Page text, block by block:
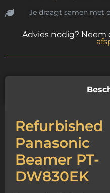
Je draagt samen met
Advies nodig?
Refurbished
Panasonic
Beamer PT-
DW830EK